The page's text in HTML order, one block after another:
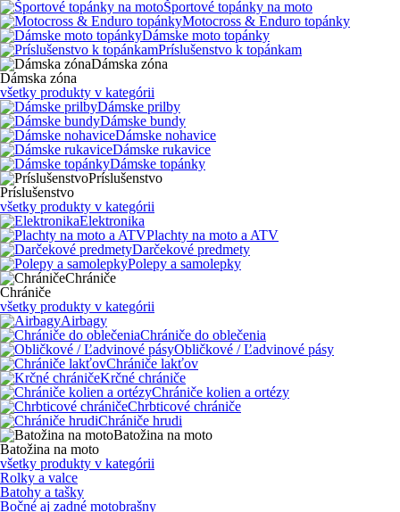
Športové topánky na moto
Motocross & Enduro topánky
Dámske moto topánky
Príslušenstvo k topánkam
Dámska zóna
Dámska zóna
všetky produkty v kategórii
Dámske prilby
Dámske bundy
Dámske nohavice
Dámske rukavice
Dámske topánky
Príslušenstvo
Príslušenstvo
všetky produkty v kategórii
Elektronika
Plachty na moto a ATV
Darčekové predmety
Polepy a samolepky
Chrániče
Chrániče
všetky produkty v kategórii
Airbagy
Chrániče do oblečenia
Obličkové / Ľadvinové pásy
Chrániče lakťov
Krčné chrániče
Chrániče kolien a ortézy
Chrbticové chrániče
Chrániče hrudi
Batožina na moto
Batožina na moto
všetky produkty v kategórii
Rolky a valce
Batohy a tašky
Bočné aj zadné motobrašny